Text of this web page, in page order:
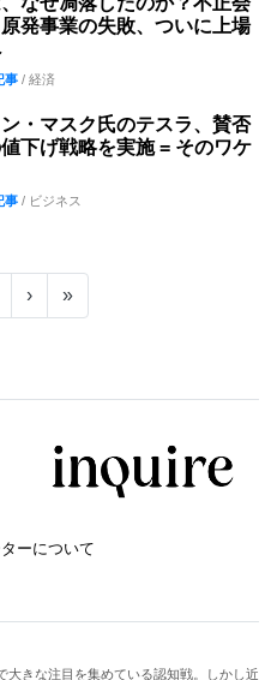
発事業の失敗、ついに上場
事/ 経済
・マスク氏のテスラ、賛否
下げ戦略を実施 = そのワケ
事/ ビジネス
› »
ーについて
大きな注目を集めている認知戦。しかし近